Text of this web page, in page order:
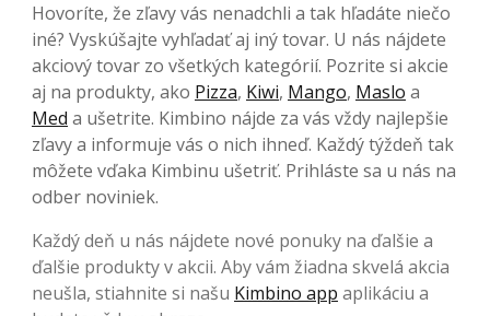
Hovoríte, že zľavy vás nenadchli a tak hľadáte niečo
iné? Vyskúšajte vyhľadať aj iný tovar. U nás nájdete
akciový tovar zo všetkých kategórií. Pozrite si akcie
aj na produkty, ako Pizza, Kiwi, Mango, Maslo a
Med a ušetrite. Kimbino nájde za vás vždy najlepšie
zľavy a informuje vás o nich ihneď. Každý týždeň tak
môžete vďaka Kimbinu ušetriť. Prihláste sa u nás na
odber noviniek.
Každý deň u nás nájdete nové ponuky na ďalšie a
ďalšie produkty v akcii. Aby vám žiadna skvelá akcia
neušla, stiahnite si našu Kimbino app aplikáciu a